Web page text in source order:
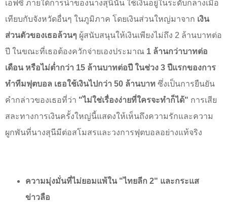
เอฟซี ภายใต้การนำของนางสุนีนั้น ใช้เงินอยู่ในระดับกลางเมื่อ
เทียบกับจังหวัดอื่นๆ ในภูมิภาค โดยเงินส่วนใหญ่มาจาก เงิน
ส่วนตัวของเธอล้วนๆ ผู้สนับสนุนให้เงินเพียงไม่ถึง 2 ล้านบาทต่อ
ปี ในขณะที่เธอต้องควักจ่ายเองประมาณ 1 ล้านกว่าบาทต่อ
เดือน หรือไม่ต่ำกว่า 15 ล้านบาทต่อปี ในช่วง 3 ปีแรกของการ
ทำทีมฟุตบอล เธอใช้เงินไปกว่า 50 ล้านบาท ซึ่งเป็นการยืนยัน
คำกล่าวของเธอที่ว่า "ไม่ใช่เรื่องง่ายที่ใครจะทำก็ได้" การเสีย
สละทางการเงินครั้งใหญ่นี้แสดงให้เห็นถึงความรักและความ
ผูกพันที่นางสุนีมีต่อสโมสรและวงการฟุตบอลอย่างแท้จริง
ความมุ่งมั่นที่ไม่ยอมแพ้ใน "ไทยลีก 2" และกระแส
ข่าวลือ